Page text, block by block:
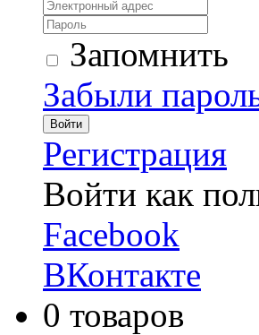
Запомнить
Забыли
Войти
Регистрация
Войти как
Facebook
ВКонтакте
0 товаров